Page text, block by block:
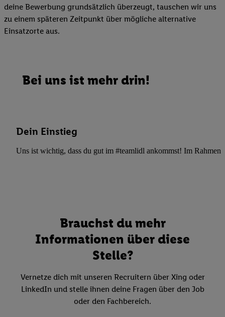
deine Bewerbung grundsätzlich überzeugt, tauschen wir uns
zu einem späteren Zeitpunkt über mögliche alternative
Einsatzorte aus.
Bei uns ist mehr drin!
Dein Einstieg
Uns ist wichtig, dass du gut im #teamlidl ankommst! Im Rahmen
Brauchst du mehr
Informationen über diese
Stelle?
Vernetze dich mit unseren Recruitern über Xing oder
LinkedIn und stelle ihnen deine Fragen über den Job
oder den Fachbereich.